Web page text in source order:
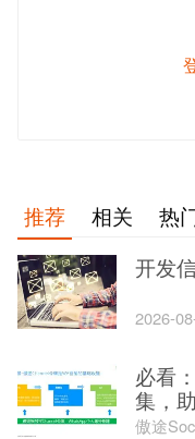
推荐 相关
热
开发
2026-
必看
集，
傲途